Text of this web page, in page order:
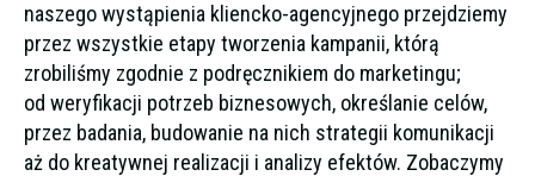
naszego wystąpienia kliencko-agencyjnego przejdziemy
przez wszystkie etapy tworzenia kampanii, którą
zrobiliśmy zgodnie z podręcznikiem do marketingu;
od weryfikacji potrzeb biznesowych, określanie celów,
przez badania, budowanie na nich strategii komunikacji
aż do kreatywnej realizacji i analizy efektów. Zobaczymy